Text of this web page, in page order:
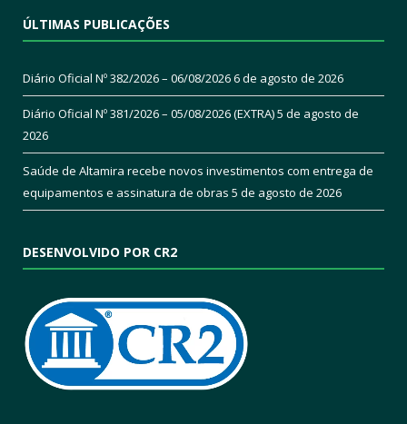
ÚLTIMAS PUBLICAÇÕES
Diário Oficial Nº 382/2026 – 06/08/20266 de agosto de 2026
Diário Oficial Nº 381/2026 – 05/08/2026 (EXTRA)5 de agosto de
2026
Saúde de Altamira recebe novos investimentos com entrega de
equipamentos e assinatura de obras 5 de agosto de 2026
DESENVOLVIDO POR CR2